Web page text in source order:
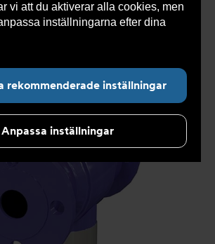
vi att du aktiverar alla cookies, men
inställningarna efter dina
rekommenderade inställningar
Anpassa inställningar
> Vätskekategori 4
>
> Återströmningsskydd AT 1167B80